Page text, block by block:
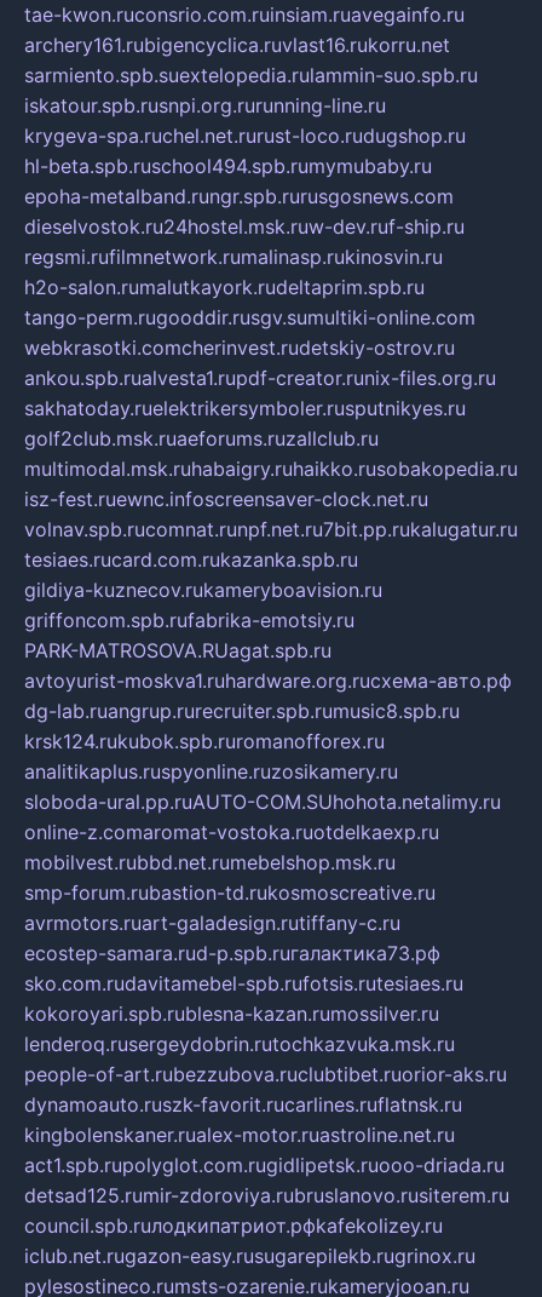
tae-kwon.ruconsrio.com.ruinsiam.ruavegainfo.ru
archery161.rubigencyclica.ruvlast16.rukorru.net
sarmiento.spb.suextelopedia.rulammin-suo.spb.ru
iskatour.spb.rusnpi.org.rurunning-line.ru
krygeva-spa.ruchel.net.rurust-loco.rudugshop.ru
hl-beta.spb.ruschool494.spb.rumymubaby.ru
epoha-metalband.rungr.spb.rurusgosnews.com
dieselvostok.ru24hostel.msk.ruw-dev.ruf-ship.ru
regsmi.rufilmnetwork.rumalinasp.rukinosvin.ru
h2o-salon.rumalutkayork.rudeltaprim.spb.ru
tango-perm.rugooddir.rusgv.sumultiki-online.com
webkrasotki.comcherinvest.rudetskiy-ostrov.ru
ankou.spb.rualvesta1.rupdf-creator.runix-files.org.ru
sakhatoday.ruelektrikersymboler.rusputnikyes.ru
golf2club.msk.ruaeforums.ruzallclub.ru
multimodal.msk.ruhabaigry.ruhaikko.rusobakopedia.ru
isz-fest.ruewnc.infoscreensaver-clock.net.ru
volnav.spb.rucomnat.runpf.net.ru7bit.pp.rukalugatur.ru
tesiaes.rucard.com.rukazanka.spb.ru
gildiya-kuznecov.rukameryboavision.ru
griffoncom.spb.rufabrika-emotsiy.ru
PARK-MATROSOVA.RUagat.spb.ru
avtoyurist-moskva1.ruhardware.org.ruсхема-авто.рф
dg-lab.ruangrup.rurecruiter.spb.rumusic8.spb.ru
krsk124.rukubok.spb.ruromanofforex.ru
analitikaplus.ruspyonline.ruzosikamery.ru
sloboda-ural.pp.ruAUTO-COM.SUhohota.netalimy.ru
online-z.comaromat-vostoka.ruotdelkaexp.ru
mobilvest.rubbd.net.rumebelshop.msk.ru
smp-forum.rubastion-td.rukosmoscreative.ru
avrmotors.ruart-galadesign.rutiffany-c.ru
ecostep-samara.rud-p.spb.ruгалактика73.рф
sko.com.rudavitamebel-spb.rufotsis.rutesiaes.ru
kokoroyari.spb.rublesna-kazan.rumossilver.ru
lenderoq.rusergeydobrin.rutochkazvuka.msk.ru
people-of-art.rubezzubova.ruclubtibet.ruorior-aks.ru
dynamoauto.ruszk-favorit.rucarlines.ruflatnsk.ru
kingbolenskaner.rualex-motor.ruastroline.net.ru
act1.spb.rupolyglot.com.rugidlipetsk.ruooo-driada.ru
detsad125.rumir-zdoroviya.rubruslanovo.rusiterem.ru
council.spb.ruлодкипатриот.рфkafekolizey.ru
iclub.net.rugazon-easy.rusugarepilekb.rugrinox.ru
pylesostineco.rumsts-ozarenie.rukameryjooan.ru